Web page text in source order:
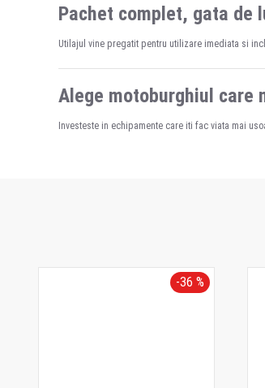
Pachet complet, gata de
Utilajul vine pregatit pentru utilizare imediata si
Alege motoburghiul care
Investeste in echipamente care iti fac viata mai
-36 %